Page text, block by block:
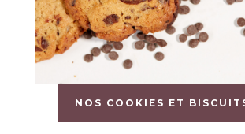
NOS COOKIES ET